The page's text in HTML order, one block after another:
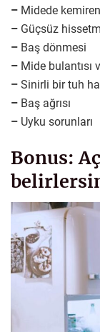
– Midede
– Güçsüz
– Baş dönmesi
– Mide bulantısı
– Sinirli bir tuh
– Baş ağrısı
– Uyku sorunları
Bonus: